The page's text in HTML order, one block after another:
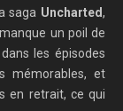
saga Uncharted,
un poil de
les épisodes
mémorables, et
en retrait, ce qui